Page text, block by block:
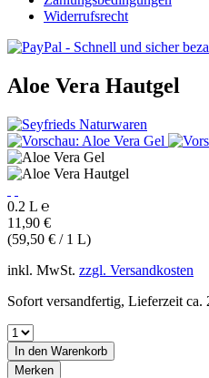
Widerrufsrecht
Aloe Vera Hautgel
0.2 L ℮
11,90 €
(59,50 € / 1 L)
inkl. MwSt. zzgl. Versandkosten
Sofort versandfertig, Lieferzeit ca.
In den Warenkorb
Merken